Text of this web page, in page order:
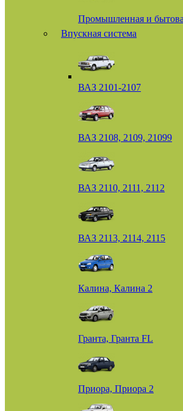
Промышленная и
Впускная система
ВАЗ 2101-2107
ВАЗ 2108, 2109, 21099
ВАЗ 2110, 2111, 2112
ВАЗ 2113, 2114, 2115
Калина, Калина 2
Гранта, Гранта FL
Приора, Приора 2